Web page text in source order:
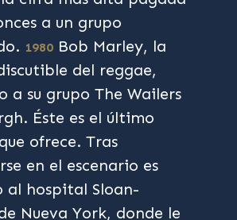
a un grupo
1980 Bob Marley, la
del reggae,
a su grupo The Wailers
Éste es el último
ofrece. Tras
en el escenario es
al hospital Sloan-
Nueva York, donde le